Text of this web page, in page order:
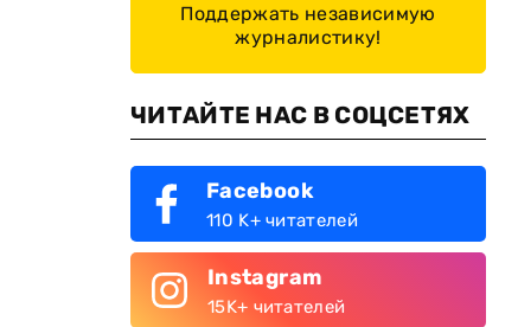
Поддержать независимую
журналистику!
ЧИТАЙТЕ НАС В СОЦСЕТЯХ
Facebook
110 K+ читателей
Instagram
15K+ читателей